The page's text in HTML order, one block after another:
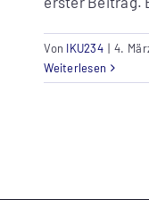
Von IKU234 | 4.
Weiterlesen